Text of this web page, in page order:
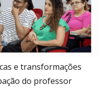
e transformações
do professor